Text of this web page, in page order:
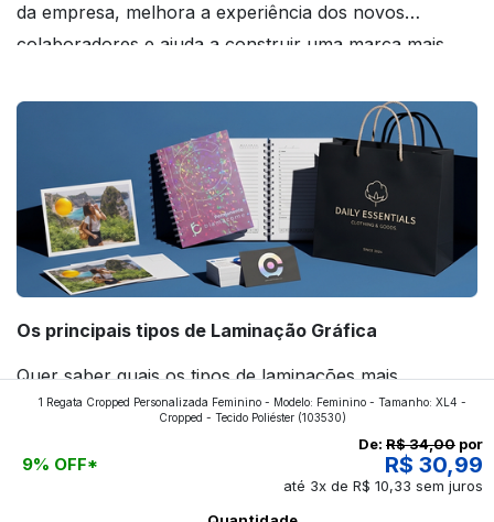
da empresa, melhora a experiência dos novos
colaboradores e ajuda a construir uma marca mais
Os principais tipos de Laminação Gráfica
Quer saber quais os tipos de laminações mais
aplicados nos impressos da gráfica FuturaIM? Então,
continue a leitura que vamos revelar para você!
1 Regata Cropped Personalizada Feminino - Modelo: Feminino - Tamanho: XL4 -
Cropped - Tecido Poliéster (103530)
9% OFF*
De: R$ 34,00 por
R$ 30,99
até 3x de R$ 10,33 sem juros